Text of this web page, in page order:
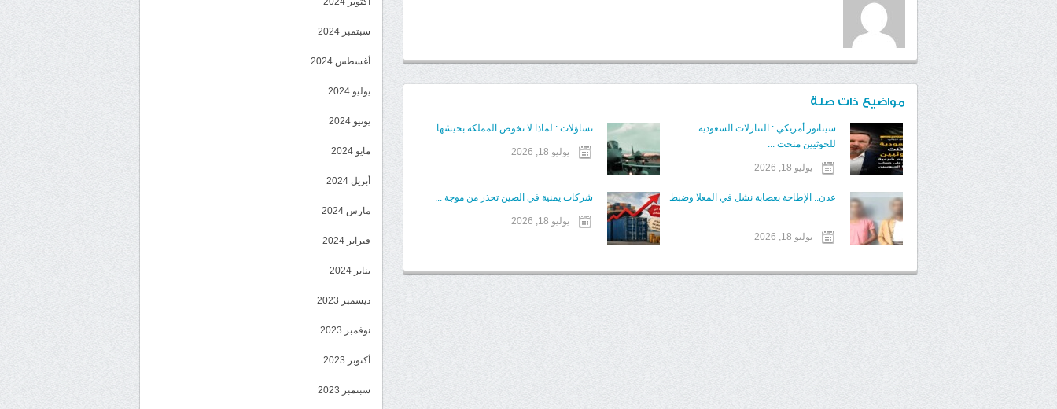
مواضيع ذات صلة
سيناتور أمريكي : التنازلات السعودية
للحوثيين منحت ...
يوليو 18, 2026
تساؤلات : لماذا لا تخوض المملكة بجيشها ...
يوليو 18, 2026
عدن.. الإطاحة بعصابة نشل في المعلا وضبط
...
يوليو 18, 2026
شركات يمنية في الصين تحذر من موجة ...
يوليو 18, 2026
سبتمبر 2024
أغسطس 2024
يوليو 2024
يونيو 2024
مايو 2024
أبريل 2024
مارس 2024
فبراير 2024
يناير 2024
ديسمبر 2023
نوفمبر 2023
أكتوبر 2023
سبتمبر 2023